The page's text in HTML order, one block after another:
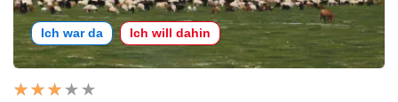
Ich war da Ich will dahin